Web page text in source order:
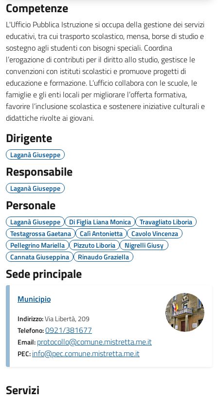
Competenze
L'Ufficio Pubblica Istruzione si occupa della gestione dei servizi
educativi, tra cui trasporto scolastico, mensa, borse di studio e
sostegno agli studenti con bisogni speciali. Coordina
l’erogazione di contributi per il diritto allo studio, gestisce le
convenzioni con istituti scolastici e promuove progetti di
educazione e formazione. L’ufficio collabora con le scuole, le
famiglie e gli enti locali per migliorare l’offerta formativa,
favorire l’inclusione scolastica e sostenere iniziative culturali e
didattiche rivolte ai giovani.
Dirigente
Laganà Giuseppe
Responsabile
Laganà Giuseppe
Personale
Laganà Giuseppe Di Figlia Liana Monica
Travagliato Liboria
Testagrossa Gaetana
Calì Antonietta
Cavolo Vincenza
Pellegrino Mariella
Pizzuto Liboria
Nigrelli Giusy
Cannata Giuseppina
Rinaudo Graziella
Sede principale
Municipio
Indirizzo:Via Libertà, 209
Telefono:0921/381677
Email:protocollo@comune.mistretta.me.it
PEC:info@pec.comune.mistretta.me.it
Servizi